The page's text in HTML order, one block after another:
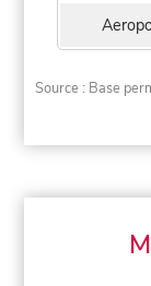
Source : Base